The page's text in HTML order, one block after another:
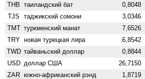
THB таиландский бат 0,8048
TJS таджикский сомони 3,0346
TMT туркменский манат 7,6526
TRY новая турецкая лира 6,8542
TWD тайваньский доллар 0,8844
USD доллар США 26,7150
ZAR южно-африканский рэнд 1,8719